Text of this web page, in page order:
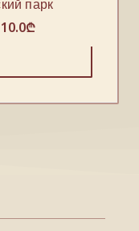
парк
10.0₾